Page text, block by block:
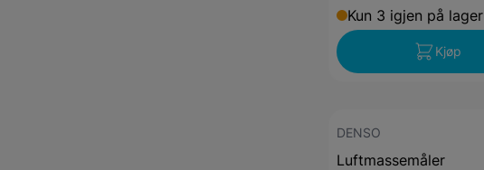
Kun 3 igjen på lager
Kjøp
DENSO
Luftmassemåler